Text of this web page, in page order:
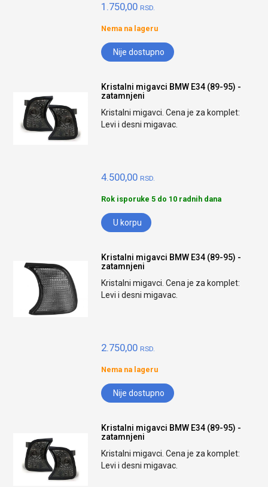
1.750,00 RSD.
Nema na lageru
Nije dostupno
Kristalni migavci BMW E34 (89-95) -
zatamnjeni
Kristalni migavci. Cena je za komplet:
Levi i desni migavac.
4.500,00 RSD.
Rok isporuke 5 do 10 radnih dana
U korpu
Kristalni migavci BMW E34 (89-95) -
zatamnjeni
Kristalni migavci. Cena je za komplet:
Levi i desni migavac.
2.750,00 RSD.
Nema na lageru
Nije dostupno
Kristalni migavci BMW E34 (89-95) -
zatamnjeni
Kristalni migavci. Cena je za komplet:
Levi i desni migavac.